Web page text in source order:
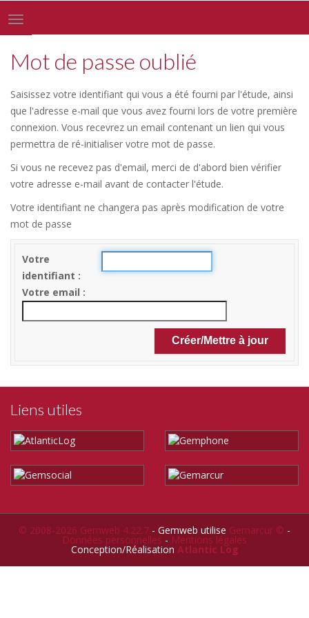
Toggle
navigation
Mot de passe oublié
Saisissez votre identifiant qui vous a été fourni par l'étude, ainsi
que l'adresse e-mail que vous avez fourni lors de votre première
connexion. Vous recevrez un email contenant un lien qui vous
permettra de ré-initialiser votre mot de passe.
Si vous ne recevez pas d'email, merci de d'abord bien vérifier
votre adresse e-mail avant de contacter l'étude.
Votre identifiant ne changera pas après modification de votre
mot de passe
Votre
identifiant
Votre email
Liens utiles
© 2008-2026 Gemweb 4.22.7 - Gemweb utilise Gemarcur © -
Données personnelles - Mentions légales
Conception/Réalisation Atlantic Log